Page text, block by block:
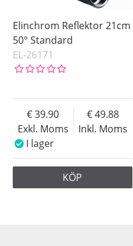
Elinchrom Reflektor 21cm
50° Standard
EL-26171
Exkl. Moms
39.90
Inkl. Moms
49.88
I lager
KÖP